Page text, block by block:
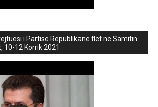
i Partisë Republikane flet në Samitin
10-12 Korrik 2021